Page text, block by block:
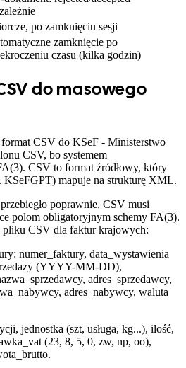
po zamknięciu sesji
zamknięcie po
czasu (kilka godzin)
do masowego
CSV do KSeF - Ministerstwo
CSV, bo systemem
CSV to format źródłowy, który
KSeFGPT) mapuje na strukturę XML.
poprawnie, CSV musi
polom obligatoryjnym schemy FA(3).
pliku CSV dla faktur krajowych:
numer_faktury, data_wystawienia
(YYYY-MM-DD),
adres_sprzedawcy,
adres_nabywcy, waluta
jednostka (szt, usługa, kg...), ilość,
(23, 8, 5, 0, zw, np, oo),